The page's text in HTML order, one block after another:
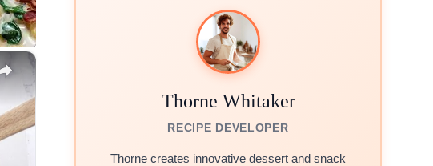
×
Thorne Whitaker
RECIPE DEVELOPER
Thorne creates innovative dessert and snack